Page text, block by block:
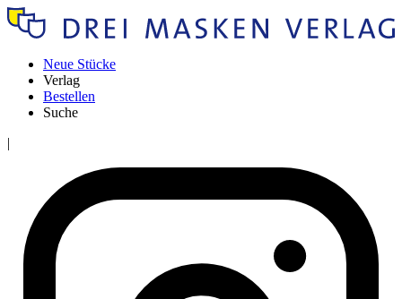
Neue Stücke
Verlag
Bestellen
Suche
|